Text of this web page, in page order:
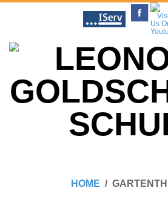
content
HOME